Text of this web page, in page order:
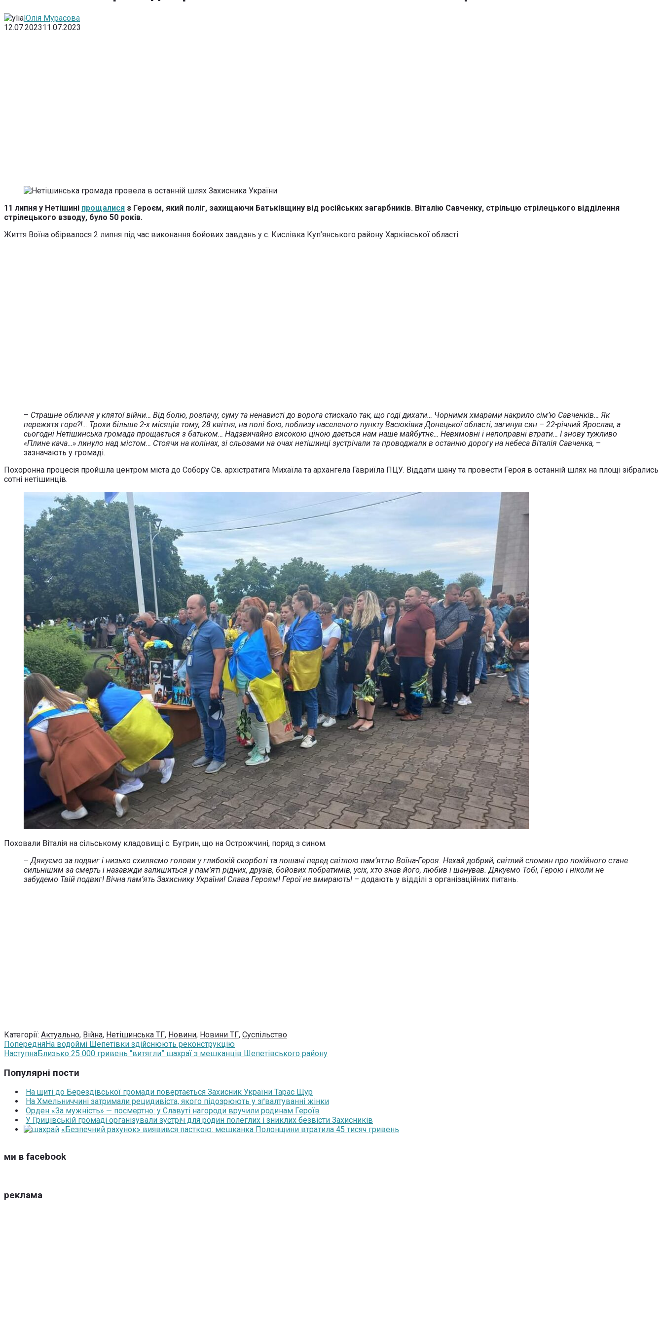
Юлія Мурасова
12.07.202311.07.2023
11 липня у Нетішині прощалися з Героєм, який поліг, захищаючи Батьківщину від російських загарбників. Віталію Савченку, стрільцю стрілецького відділення
стрілецького взводу, було 50 років.
Життя Воїна обірвалося 2 липня під час виконання бойових завдань у с. Кислівка Куп’янського району Харківської області.
– Страшне обличчя у клятої війни… Від болю, розпачу, суму та ненависті до ворога стискало так, що годі дихати… Чорними хмарами накрило сім’ю Савченків… Як
пережити горе?!… Трохи більше 2-х місяців тому, 28 квітня, на полі бою, поблизу населеного пункту Васюківка Донецької області, загинув син – 22-річний Ярослав, а
сьогодні Нетішинська громада прощається з батьком… Надзвичайно високою ціною дається нам наше майбутнє… Невимовні і непоправні втрати… І знову тужливо
«Плине кача…» линуло над містом… Стоячи на колінах, зі сльозами на очах нетішинці зустрічали та проводжали в останню дорогу на небеса Віталія Савченка, –
зазначають у громаді.
Похоронна процесія пройшла центром міста до Собору Св. архістратига Михаїла та архангела Гавриїла ПЦУ. Віддати шану та провести Героя в останній шлях на площі зібрались
сотні нетішинців.
Поховали Віталія на сільському кладовищі с. Бугрин, що на Острожчині, поряд з сином.
–Дякуємо за подвиг і низько схиляємо голови у глибокій скорботі та пошані перед світлою пам’яттю Воїна-Героя. Нехай добрий, світлий спомин про покійного стане
сильнішим за смерть і назавжди залишиться у пам’яті рідних, друзів, бойових побратимів, усіх, хто знав його, любив і шанував. Дякуємо Тобі, Герою і ніколи не
забудемо Твій подвиг! Вічна пам’ять Захиснику України! Слава Героям! Герої не вмирають! – додають у відділі з організаційних питань.
Категорії: Актуально, Війна, Нетішинська ТГ, Новини, Новини ТГ, Суспільство
ПопередняНа водоймі Шепетівки здійснюють реконструкцію
НаступнаБлизько 25 000 гривень “витягли” шахраї з мешканців Шепетівського району
Популярні пости
На щиті до Берездівської громади повертається Захисник України Тарас Щур
На Хмельниччині затримали рецидивіста, якого підозрюють у зґвалтуванні жінки
Орден «За мужність» — посмертно: у Славуті нагороди вручили родинам Героїв
У Грицівській громаді організували зустріч для родин полеглих і зниклих безвісти Захисників
«Безпечний рахунок» виявився пасткою: мешканка Полонщини втратила 45 тисяч гривень
ми в facebook
реклама